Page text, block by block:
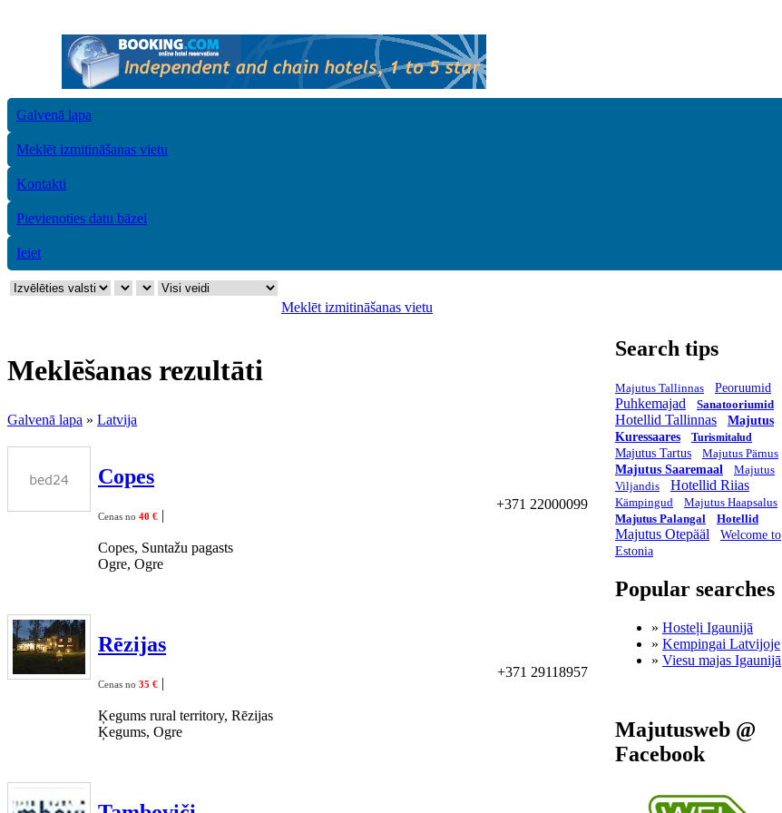
Galvenā lapa
Meklēt izmitināšanas vietu
Kontakti
Pievienoties datu bāzei
Ieiet
Meklēt izmitināšanas vietu
Meklēšanas rezultāti
Galvenā lapa » Latvija
Copes
Cenas no 40 € |
Copes, Suntažu pagasts
Ogre, Ogre
+371 22000099
Rēzijas
Cenas no 35 € |
Ķegums rural territory, Rēzijas
Ķegums, Ogre
+371 29118957
Search tips
Majutus Tallinnas Peoruumid
Puhkemajad Sanatooriumid
Hotellid Tallinnas
Majutus
Kuressaares
Turismitalud
Majutus Tartus
Majutus Pärnus
Majutus Saaremaal
Majutus
Viljandis
Hotellid Riias
Kämpingud
Majutus Haapsalus
Majutus Palangal
Hotellid
Majutus Otepääl
Welcome to
Estonia
Popular searches
» Hosteļi Igaunijā
» Kempingai Latvijoje
» Viesu majas Igaunijā
Majutusweb @
Facebook